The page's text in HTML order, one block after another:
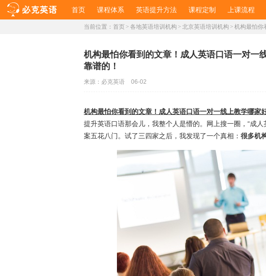
首页 课程体系 英语提升方法 课程定制 上课流程
当前位置： 首页 > 各地英语培训机构 > 北京英语培训机构 > 机构最怕你
机构最怕你看到的文章！成人英语口语一对一
靠谱的！
来源： 必克英语 06-02
机构最怕你看到的文章！成人英语口语一对一线上教学哪家
提升英语口语那会儿，我整个人是懵的。网上搜一圈，“成
案五花八门。试了三四家之后，我发现了一个真相： 很多机